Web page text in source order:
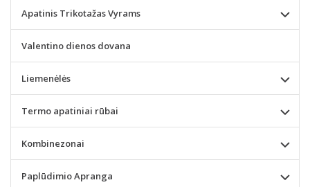
Apatinis Trikotažas Vyrams
Valentino dienos dovana
Liemenėlės
Termo apatiniai rūbai
Kombinezonai
Paplūdimio Apranga